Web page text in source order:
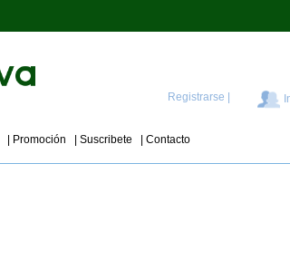
Registrarse |
| Promoción | Suscribete | Contacto